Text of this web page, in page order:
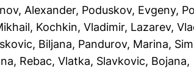
Alexander, Poduskov, Evgeny,
, Kochkin, Vladimir, Lazarev,
Biljana, Pandurov, Marina,
, Rebac, Vlatka, Slavkovic, Bojana,